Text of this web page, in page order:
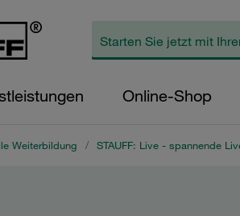
Online-Shop
Weiterbildung / STAUFF: Live - spannende